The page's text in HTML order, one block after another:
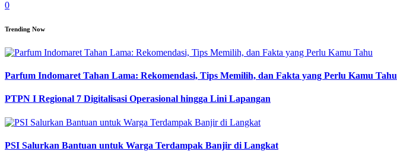
0
Trending Now
Parfum Indomaret Tahan Lama: Rekomendasi, Tips Memilih, dan Fakta yang Perlu Kamu Tahu
PTPN I Regional 7 Digitalisasi Operasional hingga Lini Lapangan
PSI Salurkan Bantuan untuk Warga Terdampak Banjir di Langkat